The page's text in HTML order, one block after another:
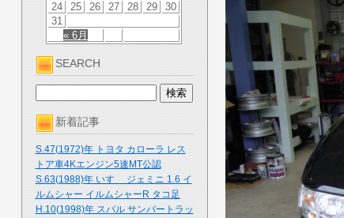
« 6月
24
25 26 27 28 29
30
31
SEARCH
新着記事
S.47(1972)年 トヨタ カローラ レス
トア車4Kエンジン5速MT公認
S.63(1988)年 いすゞ ジェミニ 1.6 イ
ルムシャー イルムシャーR タコ足
H.10(1998)年 スバル サンバートラッ